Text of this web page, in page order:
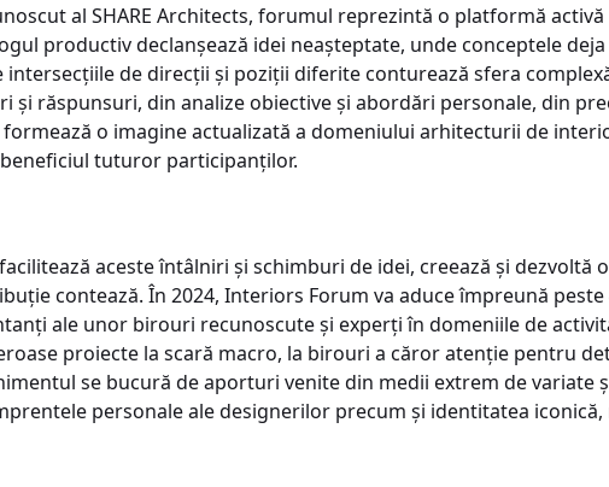
al SHARE Architects, forumul reprezintă o platformă
productiv declanșează idei neașteptate, unde conceptele
intersecțiile de direcții și poziții diferite conturează sfera
și răspunsuri, din analize obiective și abordări personale, din
o imagine actualizată a domeniului arhitecturii de
tuturor participanților.
aceste întâlniri și schimburi de idei, creează și
contează. În 2024, Interiors Forum va aduce împreună
ale unor birouri recunoscute și experți în domeniile de
proiecte la scară macro, la birouri a căror atenție pentru
se bucură de aporturi venite din medii extrem de variate
personale ale designerilor precum și identitatea